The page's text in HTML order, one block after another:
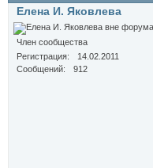
Елена И. Яковлева
Член сообщества
Регистрация
14.02.2011
Сообщений
912